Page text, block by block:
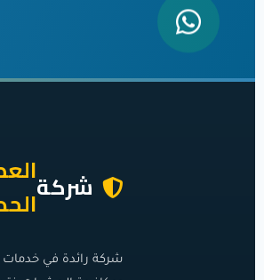
شركة
شركة رائدة في خدمات